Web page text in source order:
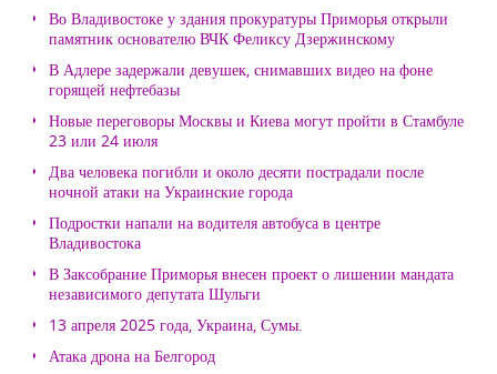
Во Владивостоке у здания прокуратуры Приморья открыли
памятник основателю ВЧК Феликсу Дзержинскому
В Адлере задержали девушек, снимавших видео на фоне
горящей нефтебазы
Новые переговоры Москвы и Киева могут пройти в Стамбуле
23 или 24 июля
Два человека погибли и около десяти пострадали после
ночной атаки на Украинские города
Подростки напали на водителя автобуса в центре
Владивостока
В Заксобрание Приморья внесен проект о лишении мандата
независимого депутата Шульги
13 апреля 2025 года, Украина, Сумы.
Атака дрона на Белгород